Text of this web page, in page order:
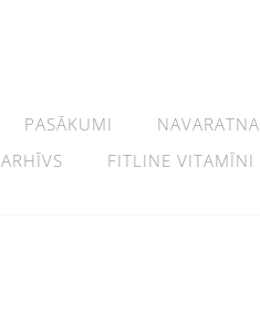
PASĀKUMI NAVARATNA
ARHĪVS FITLINE VITAMĪNI